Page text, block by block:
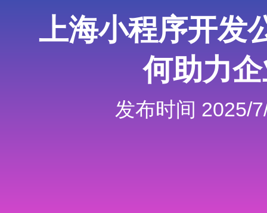
上海小程序开发
何助力
发布时间 2025/